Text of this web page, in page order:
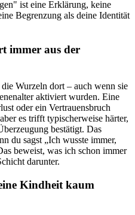
ist eine Erklärung, keine
Begrenzung als deine Identität
immer aus der
Wurzeln dort – auch wenn sie
aktiviert wurden. Eine
oder ein Vertrauensbruch
es trifft typischerweise härter,
bestätigt. Das
du sagst „Ich wusste immer,
beweist, was ich schon immer
darunter.
Kindheit kaum